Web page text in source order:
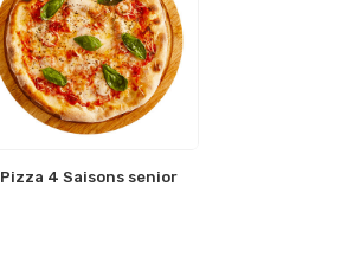
Pizza 4 Saisons senior